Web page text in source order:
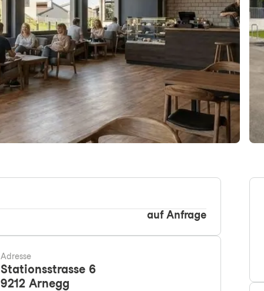
auf Anfrage
Adresse
Stationsstrasse 6
9212 Arnegg